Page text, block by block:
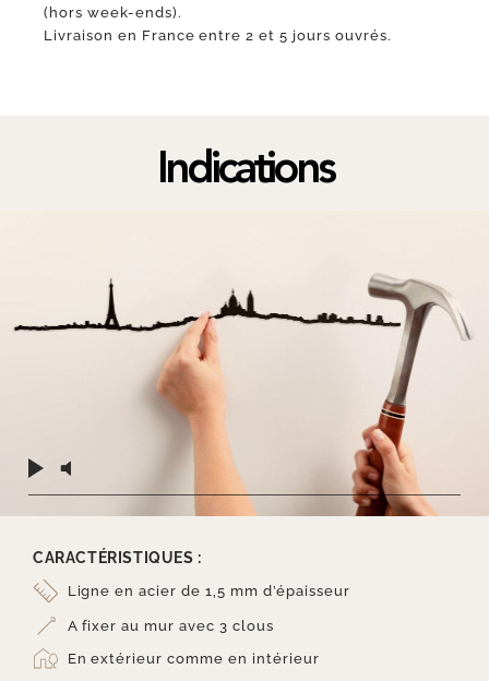
(hors week-ends).
Livraison en France entre 2 et 5 jours ouvrés.
Indications
CARACTÉRISTIQUES :
Ligne en acier de 1,5 mm d’épaisseur
A fixer au mur avec 3 clous
En extérieur comme en intérieur